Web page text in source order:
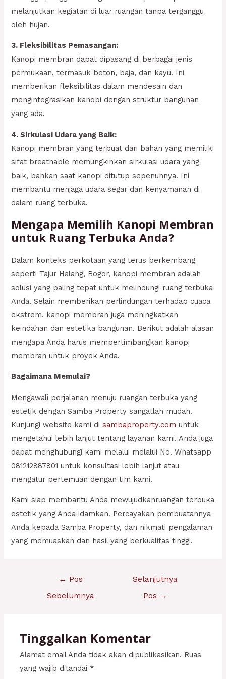
melanjutkan kegiatan di luar ruangan tanpa terganggu
oleh hujan.
3. Fleksibilitas Pemasangan:
Kanopi membran dapat dipasang di berbagai jenis
permukaan, termasuk beton, baja, dan kayu. Ini
memberikan fleksibilitas dalam mendesain dan
mengintegrasikan kanopi dengan struktur bangunan
yang ada.
4. Sirkulasi Udara yang Baik:
Kanopi membran yang terbuat dari bahan yang memiliki
sifat breathable memungkinkan sirkulasi udara yang
baik, bahkan saat kanopi ditutup sepenuhnya. Ini
membantu menjaga udara segar dan kenyamanan di
dalam ruang terbuka.
Mengapa Memilih Kanopi Membran
untuk Ruang Terbuka Anda?
Dalam konteks perkotaan yang terus berkembang
seperti Tajur Halang, Bogor, kanopi membran adalah
solusi yang paling tepat untuk melindungi ruang terbuka
Anda. Selain memberikan perlindungan terhadap cuaca
ekstrem, kanopi membran juga meningkatkan
keindahan dan estetika bangunan. Berikut adalah alasan
mengapa Anda harus mempertimbangkan kanopi
membran untuk proyek Anda.
Bagaimana Memulai?
Mengawali perjalanan menuju ruangan terbuka yang
estetik dengan Samba Property sangatlah mudah.
Kunjungi website kami disambaproperty.com untuk
mengetahui lebih lanjut tentang layanan kami. Anda juga
dapat menghubungi kami melalui melalui No. Whatsapp
081212887801 untuk konsultasi lebih lanjut atau
mengatur pertemuan dengan tim kami.
Kami siap membantu Anda mewujudkanruangan terbuka
estetik yang Anda idamkan. Percayakan pembuatannya
Anda kepada Samba Property, dan nikmati pengalaman
yang memuaskan dan hasil yang berkualitas tinggi.
← Pos
Sebelumnya
Selanjutnya
Pos →
Tinggalkan Komentar
Alamat email Anda tidak akan dipublikasikan. Ruas
yang wajib ditandai *